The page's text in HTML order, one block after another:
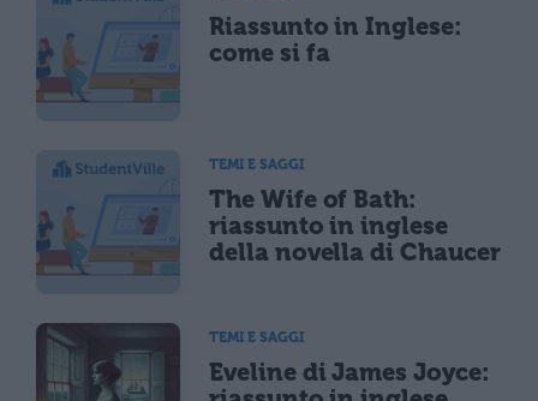
Riassunto in Inglese:
come si fa
TEMI E SAGGI
The Wife of Bath:
riassunto in inglese
della novella di Chaucer
TEMI E SAGGI
Eveline di James Joyce: